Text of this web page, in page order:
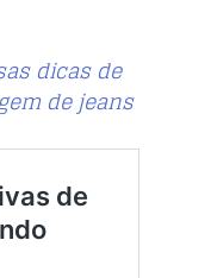
dicas de
de jeans